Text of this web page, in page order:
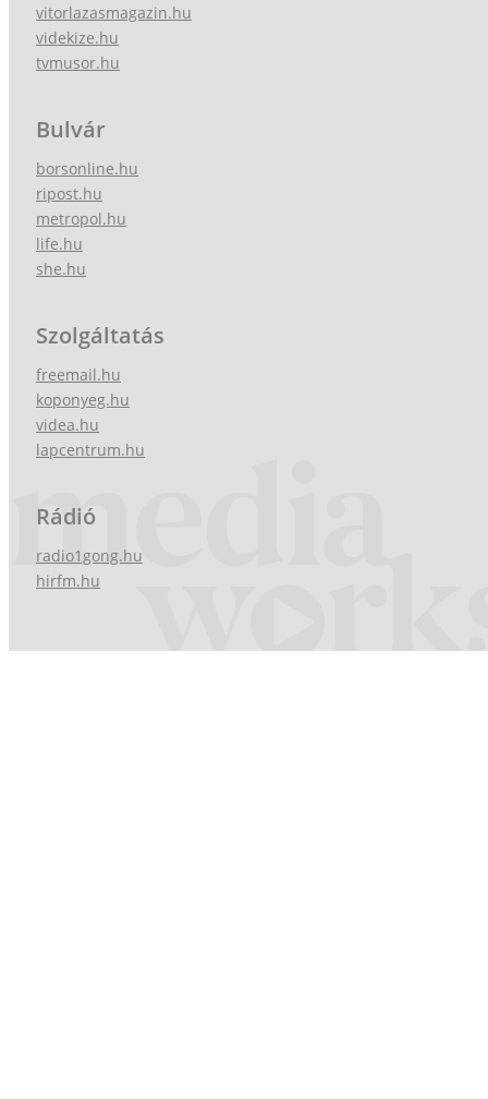
vitorlazasmagazin.hu
videkize.hu
tvmusor.hu
Bulvár
borsonline.hu
ripost.hu
metropol.hu
life.hu
she.hu
Szolgáltatás
freemail.hu
koponyeg.hu
videa.hu
lapcentrum.hu
Rádió
radio1gong.hu
hirfm.hu